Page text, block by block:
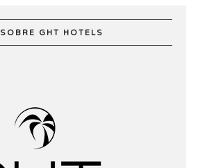
SOBRE GHT HOTELS